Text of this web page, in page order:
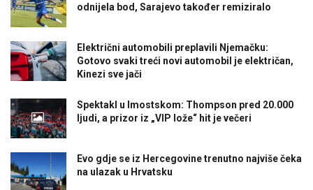
odnijela bod, Sarajevo također remiziralo
Električni automobili preplavili Njemačku:
Gotovo svaki treći novi automobil je električan,
Kinezi sve jači
Spektakl u Imostskom: Thompson pred 20.000
ljudi, a prizor iz „VIP lože“ hit je večeri
Evo gdje se iz Hercegovine trenutno najviše čeka
na ulazak u Hrvatsku